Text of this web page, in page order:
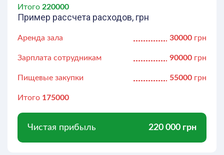
Итого 220000
Пример рассчета расходов, грн
Аренда зала 30000 грн
Зарплата сотрудникам 90000 грн
Пищевые закупки 55000 грн
Итого 175000
Чистая прибыль 220 000 грн